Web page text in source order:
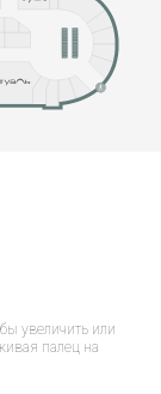
увеличить или
палец на